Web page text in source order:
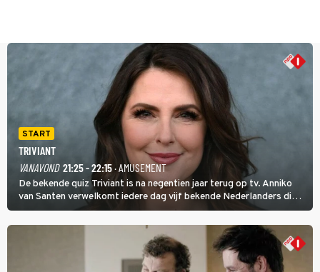
START
TRIVIANT
VANAVOND 21:25 - 22:15· AMUSEMENT
De bekende quiz Triviant is na negentien jaar terug op tv. Anniko
van Santen verwelkomt iedere dag vijf bekende Nederlanders die
vragen beantwoorden in verschillende categorieën. De beste
speler gaat direct door naar de finaleweek.